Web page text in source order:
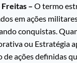
– O termo
em ações
conquistas.
ou Estratégia
de ações definidas